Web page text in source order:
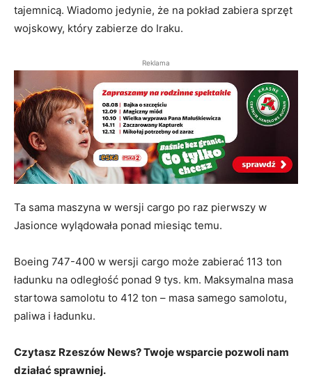
tajemnicą. Wiadomo jedynie, że na pokład zabiera sprzęt
wojskowy, który zabierze do Iraku.
Reklama
Ta sama maszyna w wersji cargo po raz pierwszy w
Jasionce wylądowała ponad miesiąc temu.
Boeing 747-400 w wersji cargo może zabierać 113 ton
ładunku na odległość ponad 9 tys. km. Maksymalna masa
startowa samolotu to 412 ton – masa samego samolotu,
paliwa i ładunku.
Czytasz Rzeszów News? Twoje wsparcie pozwoli nam
działać sprawniej.